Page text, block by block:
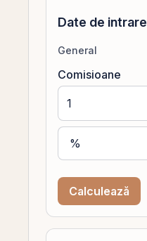
Date de intrare
General
Comisioane
Calculează